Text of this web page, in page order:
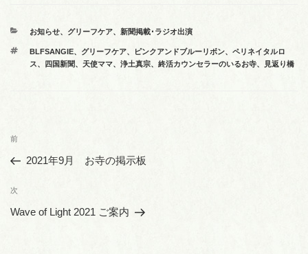
カ
ゴ
リ
お知らせ、 グリーフケア、 新聞掲載･ラジオ出演
タ
グ
BLFSANGIE、 グリーフケア、 ピンクアンドブルーリボン、 ペリネイタルロ
ス、 四国新聞、 天使ママ、 浄土真宗、 終活カウンセラーのいるお寺、 見返り橋
ナ
ビ
ゲ
前
の
稿
前
2021年9月 お寺の掲示板
次
の
次
Wave of Light 2021 ご案内